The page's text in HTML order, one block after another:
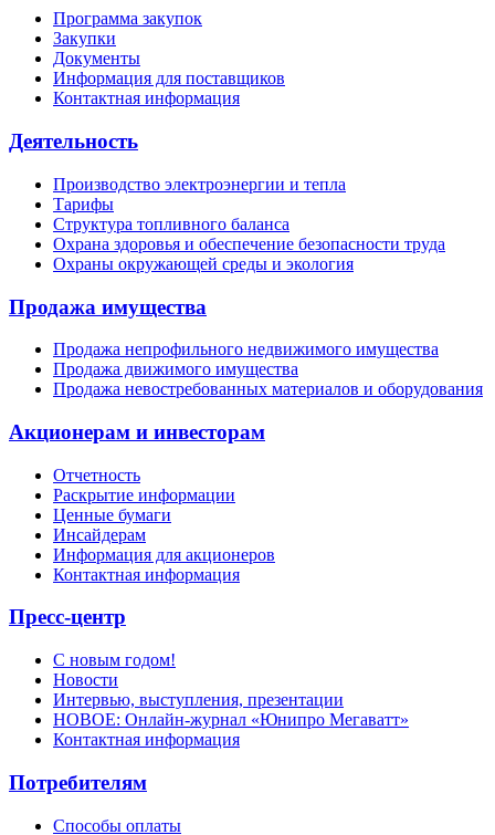
Программа закупок
Закупки
Документы
Информация для поставщиков
Контактная информация
Деятельность
Производство электроэнергии и тепла
Тарифы
Структура топливного баланса
Охрана здоровья и обеспечение безопасности труда
Охраны окружающей среды и экология
Продажа имущества
Продажа непрофильного недвижимого имущества
Продажа движимого имущества
Продажа невостребованных материалов и оборудования
Акционерам и инвесторам
Отчетность
Раскрытие информации
Ценные бумаги
Инсайдерам
Информация для акционеров
Контактная информация
Пресс-центр
С новым годом!
Новости
Интервью, выступления, презентации
НОВОЕ: Онлайн-журнал «Юнипро Мегаватт»
Контактная информация
Потребителям
Способы оплаты